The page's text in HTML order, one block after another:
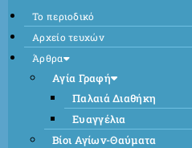
Το περιοδικό
Αρχείο τευχών
Άρθρα
Αγία Γραφή
Παλαιά Διαθήκη
Ευαγγέλια
Βίοι Αγίων-Θαύματα